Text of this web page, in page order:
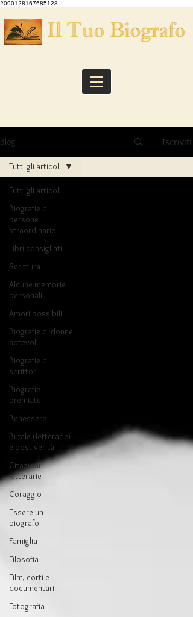
2090128167685128
Blog Iscriviti
Tutti gli articoli
Biografie di
persone
straordinarie
Libri consigliati
Scrittura
Alcune memorie
personali
Amori possibili
Biografie di donne
notevoli
Biografie di
scrittori
Biografie
premiate
Benessere
Bufale (letterarie)
e post-verità
Citazioni
letterarie
Coraggio
Essere un
biografo
Famiglia
Filosofia
Film, corti e
documentari
Fotografia
Tutti gli articoli